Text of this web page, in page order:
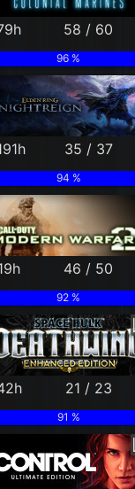
58 / 60
96 %
35 / 37
94 %
46 / 50
92 %
21 / 23
91 %